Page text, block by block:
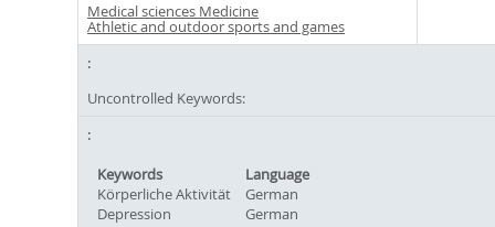
Medical sciences Medicine
Athletic and outdoor sports and games
Uncontrolled Keywords:
Keywords
Language
Körperliche Aktivität
German
Depression
German